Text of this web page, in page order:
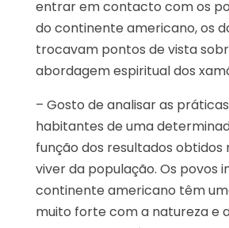
entrar em contacto com os
do continente americano, os
trocavam pontos de vista
abordagem espiritual dos
– Gosto de analisar as
habitantes de uma
função dos resultados obtidos
viver da população. Os povos
continente americano têm
muito forte com a natureza e